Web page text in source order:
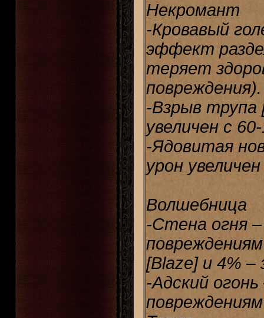
Некромант
-Кровавый
эффект
теряет
повреждения).
-Взрыв трупа
увеличен c
-Ядовитая
урон
Волшебница
-Стена огня
[Blaze] и 4% –
-Адский